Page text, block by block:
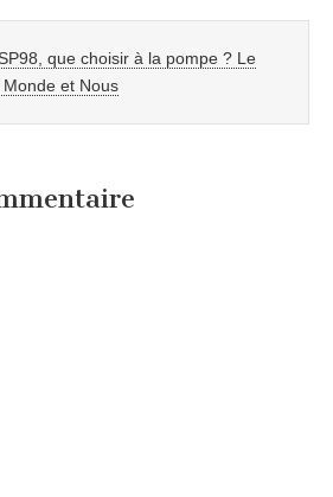
que choisir à la pompe ? Le
et Nous